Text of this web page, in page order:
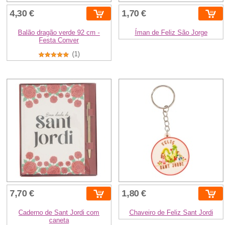
4,30 €
Balão dragão verde 92 cm -
Festa Conver
(1)
1,70 €
Íman de Feliz São Jorge
7,70 €
Caderno de Sant Jordi com
caneta
1,80 €
Chaveiro de Feliz Sant Jordi